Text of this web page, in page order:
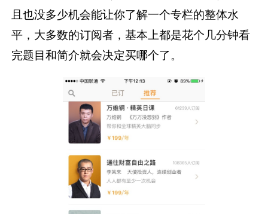
且也没多少机会能让你了解一个专栏的整体水
平，大多数的订阅者，基本上都是花个几分钟看
完题目和简介就会决定买哪个了。